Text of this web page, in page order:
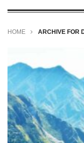
HOME ARCHIVE FOR